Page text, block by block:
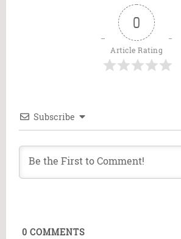
0
Article Rating
Subscribe
0 COMMENTS